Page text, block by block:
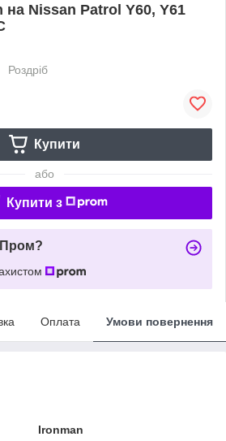
Nissan Patrol Y60, Y61
Роздріб
Купити
або
Купити з
Пром?
Оплата Умови повернення
Ironman